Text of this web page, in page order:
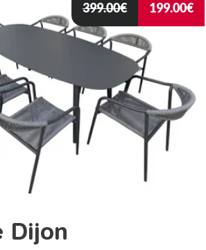
399.00€ 199.00€
Dijon